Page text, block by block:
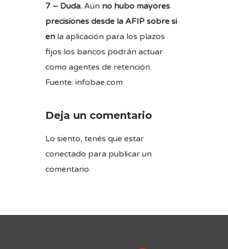
7 – Duda. Aún no hubo mayores
precisiones desde la AFIP sobre si
en la aplicación para los plazos
fijos los bancos podrán actuar
como agentes de retención.
Fuente: infobae.com
Deja un comentario
Lo siento, tenés que estar
conectado para publicar un
comentario.